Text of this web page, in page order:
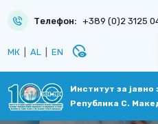
Телефон: +389 (0)2 3125
МК AL EN disabled_visible
Институт за јавно
Република С.